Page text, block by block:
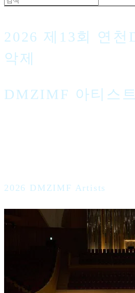
2026 제13회 연천
악제
DMZIMF 아티스트
2026 DMZIMF Artists